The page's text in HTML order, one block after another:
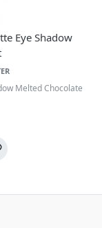
Eye Shadow
Melted Chocolate